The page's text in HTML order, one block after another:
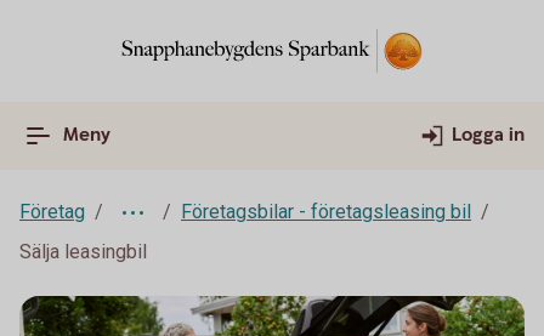
Meny Logga in
Företag
Företagsbilar - företagsleasing bil
Sälja leasingbil